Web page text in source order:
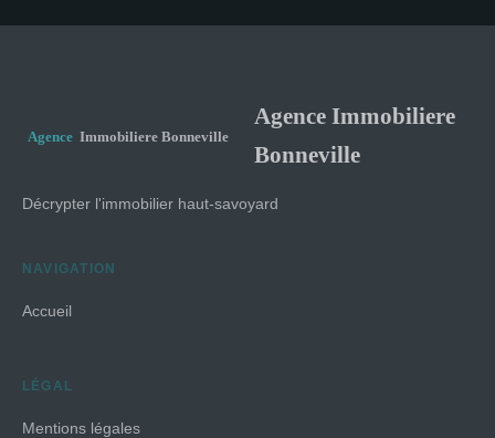
Agence Immobiliere
Bonneville
Décrypter l'immobilier haut-savoyard
NAVIGATION
Accueil
LÉGAL
Mentions légales